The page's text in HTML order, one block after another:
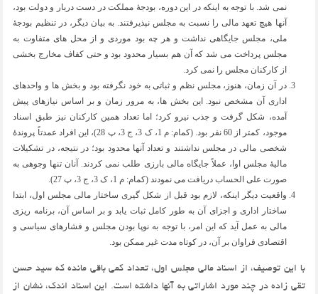
نمی شد. با توجه به اینکه در این دوره، بودجۀ مملکت در دست دربار و دولت بود،
آنها هیچ تعهد مالی را نسبت به مجلس نپذیرفتند. به بیان دیگر، در تنظیم بودجۀ
ملی، مجلس جایگاهی نداشت و هر چه بود موردی و از محل های متفاوت به
مجلس پرداخت می شد که آن هم بسیار محدود بود و حتی کفاف مخارج بخشی
از کارکنان مجلس را نمی کرد.
در آن زمان، هنوز، مجلس نظم و ثباتی به خود نگرفته بود و بخش ها و واحدهای
اداری آن مشخص نبود. این بخش ها، به مرور زمان و بر اساس نیازهای پیش
آمده، شکل گرفت و جذب نیرو کرد؛ اما تعداد همین کارکنان نیز طبق اسناد
موجود، کمتر از 60 نفر بود. (کمام: م 1، ک 3، ج 3، پ 28)، این افراد عمدتاً پروندۀ
شخصی مالی در مجلس نداشتند و تعداد آنها محدود بود؛ در نتیجه، در تشکیلات
مالیۀ مجلس اوا، عملاً جایگاه مالی بارزی طلب نمی کردند. آنان تنها وجوهی به
صورت علی الحساب دریافت می نمودند (کمام: م 1، ک 3، ج 3، پ 27).
واقعیت دیگر اینکه، لازم بود قبل از شکل گیری ساختار مالی مجلس اول، ابتدا
ساختار اداری و اجزای آن به طور کامل ثبات یابد و بر اساس آن، برنامه ریزی
مالی به عمل آید که این امر، با توجه به نوپا بودن مجلس و فشارهای سیاسی و
اقتصادی فراوان بر آن، در کوتاه مدت غیر ممکن بود.
با این توصیف، از اسناد مالی مجلس اول، تعداد کمی باقی مانده که سید حسن
تقی زاده در چند مورد اشاراتی به آنها داشته است. این اسناد اندک، نشان از